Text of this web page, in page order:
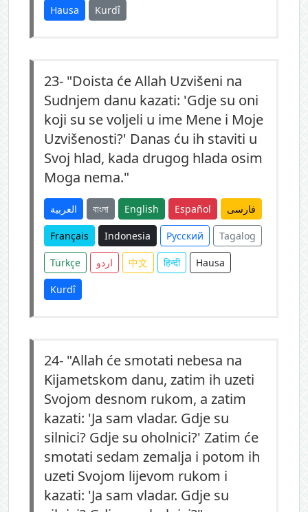
Hausa Kurdî
23- "Doista će Allah Uzvišeni na
Sudnjem danu kazati: 'Gdje su oni
koji su se voljeli u ime Mene i Moje
Uzvišenosti?' Danas ću ih staviti u
Svoj hlad, kada drugog hlada osim
Moga nema."
العربية বাংলা English Español فارسی
Français Indonesia Русский Tagalog
Türkçe اردو 中文 हिन्दी Hausa
Kurdî
24- "Allah će smotati nebesa na
Kijametskom danu, zatim ih uzeti
Svojom desnom rukom, a zatim
kazati: 'Ja sam vladar. Gdje su
silnici? Gdje su oholnici?' Zatim će
smotati sedam zemalja i potom ih
uzeti Svojom lijevom rukom i
kazati: 'Ja sam vladar. Gdje su